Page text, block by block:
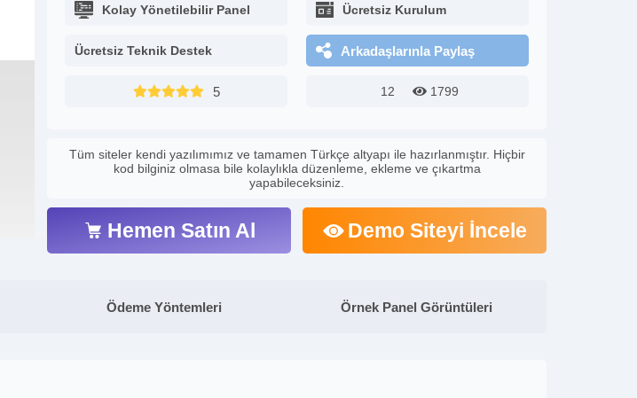
Kolay Yönetilebilir Panel Ücretsiz Kurulum
Ücretsiz Teknik Destek Arkadaşlarınla Paylaş
5 12 1799
Tüm siteler kendi yazılımımız ve tamamen Türkçe altyapı ile hazırlanmıştır. Hiçbir
kod bilginiz olmasa bile kolaylıkla düzenleme, ekleme ve çıkartma
yapabileceksiniz.
Hemen Satın Al Demo Siteyi İncele
Ödeme Yöntemleri Örnek Panel Görüntüleri